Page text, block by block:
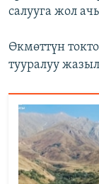
салууга жол
Өкмөттүн
тууралуу